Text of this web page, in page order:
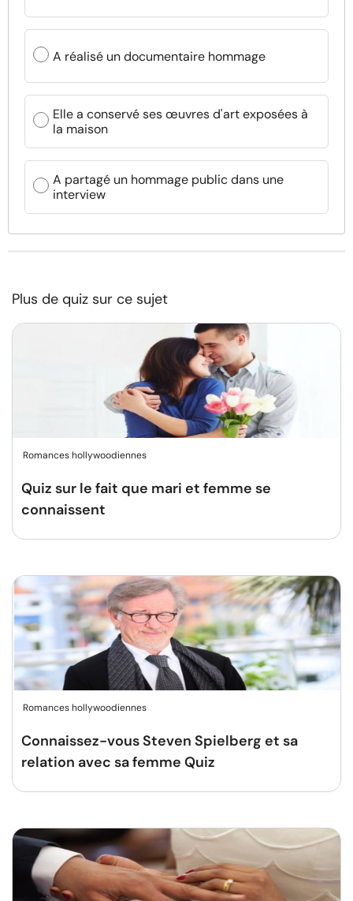
A réalisé un documentaire hommage
Elle a conservé ses œuvres d'art exposées à
la maison
A partagé un hommage public dans une
interview
Plus de quiz sur ce sujet
Romances hollywoodiennes
Quiz sur le fait que mari et femme se
connaissent
Romances hollywoodiennes
Connaissez-vous Steven Spielberg et sa
relation avec sa femme Quiz